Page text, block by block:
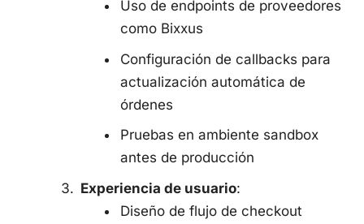
Uso de endpoints de proveedores
como Bixxus
Configuración de callbacks para
actualización automática de
órdenes
Pruebas en ambiente sandbox
antes de producción
Experiencia de usuario:
Diseño de flujo de checkout